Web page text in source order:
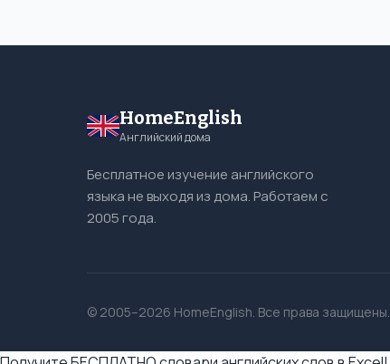
HomeEnglish
Английский дома
Бесплатное изучение английского
языка не выходя из дома. Работаем с
2005 года.
© 2005–2026 HomeEnglish. Все права защищены.